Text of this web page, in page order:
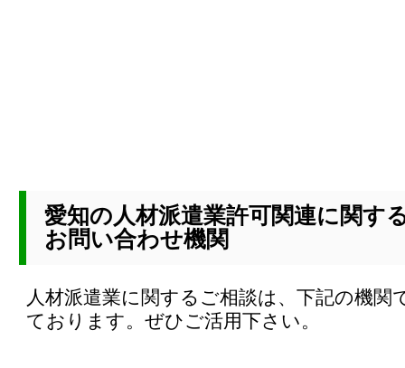
愛知の人材派遣業許可関連に関す
お問い合わせ機関
人材派遣業に関するご相談は、下記の機関
ております。ぜひご活用下さい。